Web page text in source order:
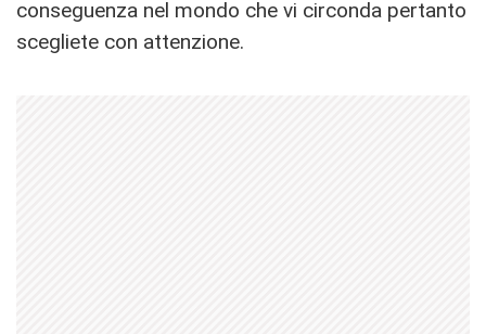
conseguenza nel mondo che vi circonda pertanto
scegliete con attenzione.